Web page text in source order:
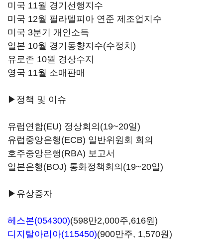
미국 11월 경기선행지수
미국 12월 필라델피아 연준 제조업지수
미국 3분기 개인소득
일본 10월 경기동향지수(수정치)
유로존 10월 경상수지
영국 11월 소매판매
▶정책 및 이슈
유럽연합(EU) 정상회의(19~20일)
유럽중앙은행(ECB) 일반위원회 회의
호주중앙은행(RBA) 보고서
일본은행(BOJ) 통화정책회의(19~20일)
▶유상증자
헤스본(054300)(598만2,000주,616원)
디지탈아리아(115450)(900만주, 1,570원)